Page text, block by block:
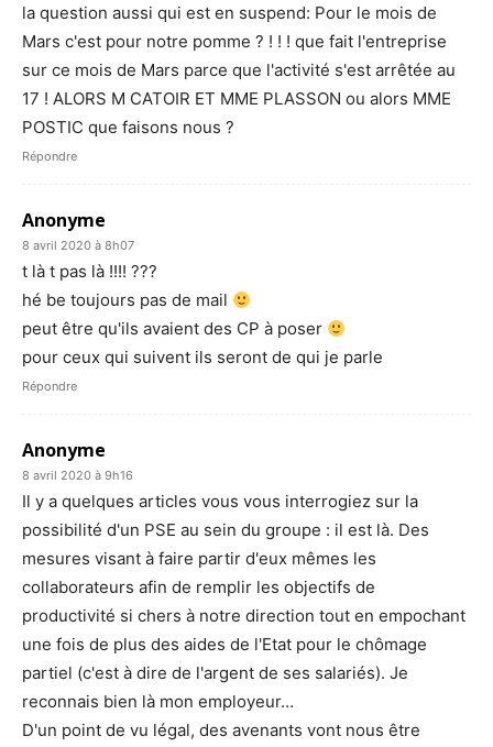
la question aussi qui est en suspend: Pour le mois de
Mars c'est pour notre pomme ? ! ! ! que fait l'entreprise
sur ce mois de Mars parce que l'activité s'est arrêtée au
17 ! ALORS M CATOIR ET MME PLASSON ou alors MME
POSTIC que faisons nous ?
Répondre
Anonyme
8 avril 2020 à 8h07
t là t pas là !!!! ???
hé be toujours pas de mail
peut être qu'ils avaient des CP à poser
pour ceux qui suivent ils seront de qui je parle
Répondre
Anonyme
8 avril 2020 à 9h16
Il y a quelques articles vous vous interrogiez sur la
possibilité d'un PSE au sein du groupe : il est là. Des
mesures visant à faire partir d'eux mêmes les
collaborateurs afin de remplir les objectifs de
productivité si chers à notre direction tout en empochant
une fois de plus des aides de l'Etat pour le chômage
partiel (c'est à dire de l'argent de ses salariés). Je
reconnais bien là mon employeur…
D'un point de vu légal, des avenants vont nous être